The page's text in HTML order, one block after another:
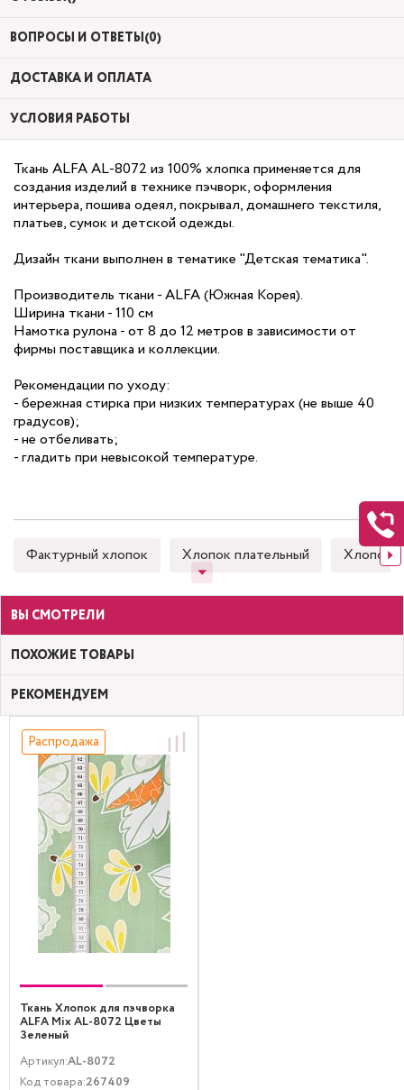
ВОПРОСЫ И ОТВЕТЫ(0)
ДОСТАВКА И ОПЛАТА
УСЛОВИЯ РАБОТЫ
Ткань ALFA AL-8072 из 100% хлопка применяется для
создания изделий в технике пэчворк, оформления
интерьера, пошива одеял, покрывал, домашнего текстиля,
платьев, сумок и детской одежды.
Дизайн ткани выполнен в тематике "Детская тематика".
Производитель ткани - ALFA (Южная Корея).
Ширина ткани - 110 см
Намотка рулона - от 8 до 12 метров в зависимости от
фирмы поставщика и коллекции.
Рекомендации по уходу:
- бережная стирка при низких температурах (не выше 40
градусов);
- не отбеливать;
- гладить при невысокой температуре.
Фактурный хлопок Хлопок плательный Хлопок
ВЫ СМОТРЕЛИ
ПОХОЖИЕ ТОВАРЫ
РЕКОМЕНДУЕМ
Распродажа
Ткань Хлопок для пэчворка
ALFA Mix AL-8072 Цветы
Зеленый
Артикул:AL-8072
Код товара:267409